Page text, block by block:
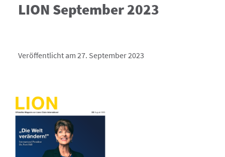
LION September 2023
Veröffentlicht am 27. September 2023